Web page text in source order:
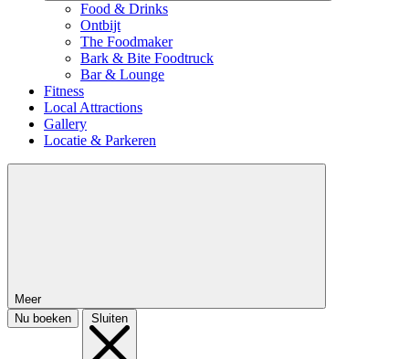
Food & Drinks
Ontbijt
The Foodmaker
Bark & Bite Foodtruck
Bar & Lounge
Fitness
Local Attractions
Gallery
Locatie & Parkeren
Meer
Nu boeken
Sluiten